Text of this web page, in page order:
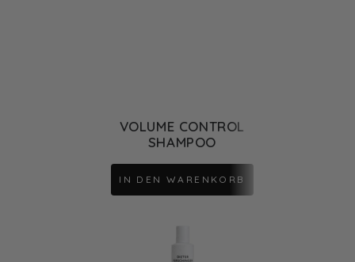
VOLUME CONTROL
SHAMPOO
IN DEN WARENKORB